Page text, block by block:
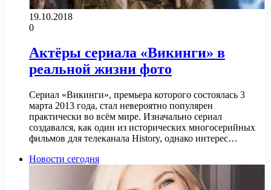
19.10.2018
0
Актёры сериала «Викинги» в
реальной жизни фото
Сериал «Викинги», премьера которого состоялась 3
марта 2013 года, стал невероятно популярен
практически во всём мире. Изначально сериал
создавался, как один из исторических многосерийных
фильмов для телеканала History, однако интерес…
Новости сегодня